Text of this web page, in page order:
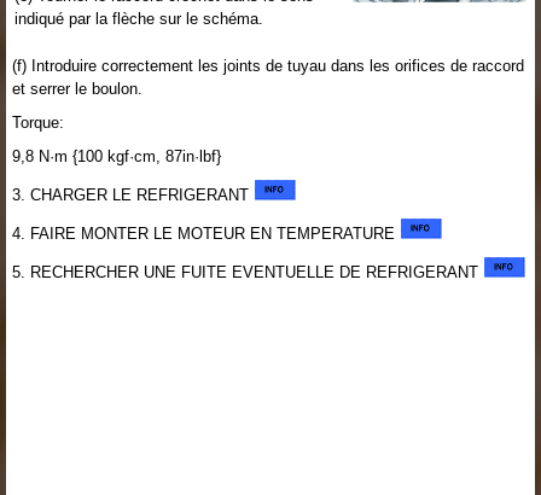
indiqué par la flèche sur le schéma.
(f) Introduire correctement les joints de tuyau dans les orifices de raccord
et serrer le boulon.
Torque:
9,8 N·m {100 kgf·cm, 87in·lbf}
3. CHARGER LE REFRIGERANT
4. FAIRE MONTER LE MOTEUR EN TEMPERATURE
5. RECHERCHER UNE FUITE EVENTUELLE DE REFRIGERANT